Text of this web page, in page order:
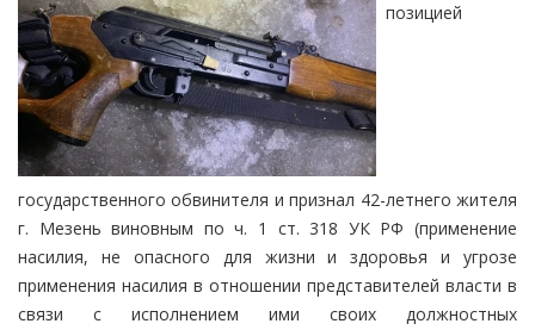
позицией
государственного обвинителя и признал 42-летнего жителя
г. Мезень виновным по ч. 1 ст. 318 УК РФ (применение
насилия, не опасного для жизни и здоровья и угрозе
применения насилия в отношении представителей власти в
связи с исполнением ими своих должностных